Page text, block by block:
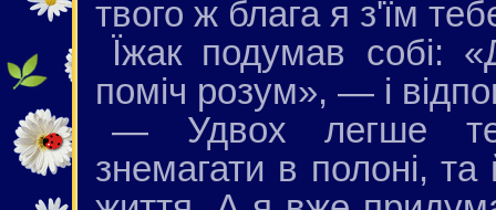
твого ж блага я з'їм
Їжак подумав собі:
поміч розум», — i
— Удвох легше
знемагати в полоні,